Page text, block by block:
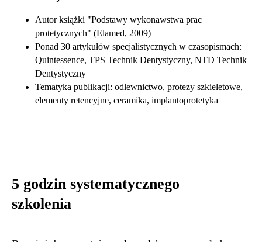
Autor książki "Podstawy wykonawstwa prac
protetycznych" (Elamed, 2009)
Ponad 30 artykułów specjalistycznych w czasopismach:
Quintessence, TPS Technik Dentystyczny, NTD Technik
Dentystyczny
Tematyka publikacji: odlewnictwo, protezy szkieletowe,
elementy retencyjne, ceramika, implantoprotetyka
5 godzin systematycznego
szkolenia